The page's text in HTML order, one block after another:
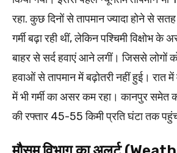
रहा. कुछ दिनों से तापमान ज्यादा होने से
गर्मी बढ़ा रही थीं, लेकिन पश्चिमी विक्षोभ
बाहर से सर्द हवाएं आने लगीं। जिससे लोगों
हवाओं से तापमान में बढ़ोतरी नहीं हुई। रात में
में भी गर्मी का असर कम रहा। कानपुर समेत
की रफ्तार 45-55 किमी प्रति घंटा तक